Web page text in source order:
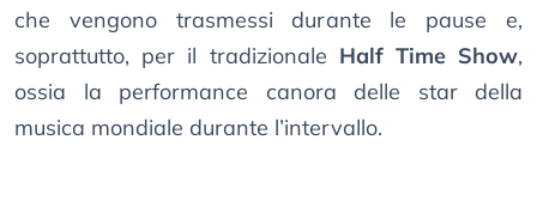
che vengono trasmessi durante le pause e,
soprattutto, per il tradizionale Half Time Show,
ossia la performance canora delle star della
musica mondiale durante l’intervallo.